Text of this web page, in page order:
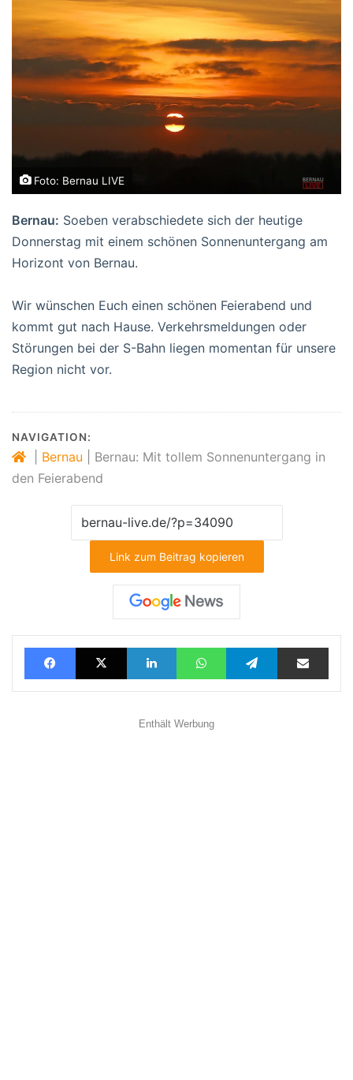
Foto: Bernau LIVE
Bernau: Soeben verabschiedete sich der heutige
Donnerstag mit einem schönen Sonnenuntergang am
Horizont von Bernau.
Wir wünschen Euch einen schönen Feierabend und
kommt gut nach Hause. Verkehrsmeldungen oder
Störungen bei der S-Bahn liegen momentan für unsere
Region nicht vor.
NAVIGATION:
Bernau
Bernau: Mit tollem Sonnenuntergang in
den Feierabend
Link zum Beitrag kopieren
FacebookX LinkedInWhatsAppTelegramTeilen via E-Mail
Enthält Werbung